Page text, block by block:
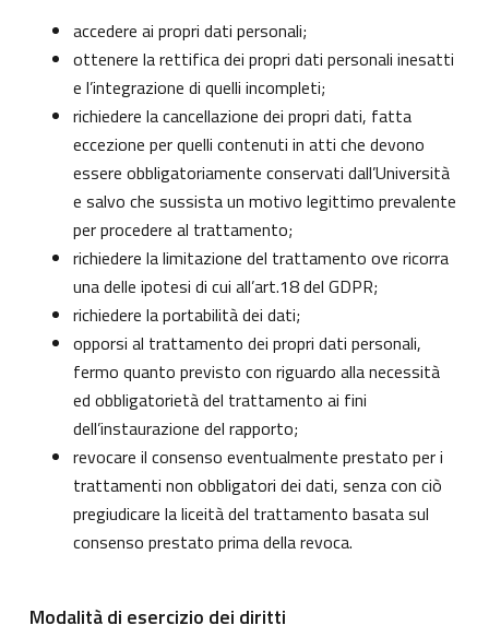
accedere ai propri dati personali;
ottenere la rettifica dei propri dati personali inesatti
e l’integrazione di quelli incompleti;
richiedere la cancellazione dei propri dati, fatta
eccezione per quelli contenuti in atti che devono
essere obbligatoriamente conservati dall’Università
e salvo che sussista un motivo legittimo prevalente
per procedere al trattamento;
richiedere la limitazione del trattamento ove ricorra
una delle ipotesi di cui all’art.18 del GDPR;
richiedere la portabilità dei dati;
opporsi al trattamento dei propri dati personali,
fermo quanto previsto con riguardo alla necessità
ed obbligatorietà del trattamento ai fini
dell’instaurazione del rapporto;
revocare il consenso eventualmente prestato per i
trattamenti non obbligatori dei dati, senza con ciò
pregiudicare la liceità del trattamento basata sul
consenso prestato prima della revoca.
Modalità di esercizio dei diritti